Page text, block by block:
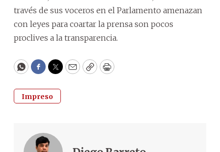
través de sus voceros en el Parlamento amenazan
con leyes para coartar la prensa son pocos
proclives a la transparencia.
WhatsApp
Facebook
Twitter
EmailCopyPrint
Impreso